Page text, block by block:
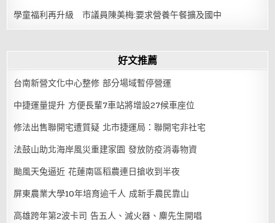
學童福利再升級 市議員陳美梅:要求營養午餐擴及國中
好文推薦
台南新營文化中心整修 部分場域暫停營運
中捷運量提升 方便長輩7車站將增設27候車座位
修法出售聯開宅遭質疑 北市捷運局：聯開宅非社宅
法鼓山助北海岸風災重建家園 發放防疫消毒物資
颱風天兔逼近 花蓮南區稻農連日搶收到半夜
屏東農業大學10年培育逾千人 成新手農民靠山
高雄跨年第2波卡司 告五人、滅火器、麋先生開唱